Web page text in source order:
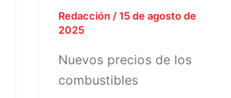
Redacción /15 de agosto de
2025
Nuevos precios de los
combustibles